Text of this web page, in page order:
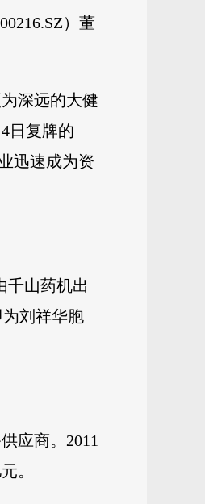
）董
深远的大健
日复牌的
迅速成为资
千山药机出
刘祥华胞
应商。2011
。